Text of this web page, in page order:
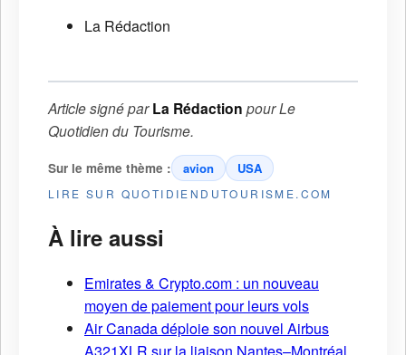
La Rédaction
Article signé parLa Rédaction pourLe
Quotidien du Tourisme.
Sur le même thème : avion USA
LIRE SUR QUOTIDIENDUTOURISME.COM
À lire aussi
Emirates & Crypto.com : un nouveau
moyen de paiement pour leurs vols
Air Canada déploie son nouvel Airbus